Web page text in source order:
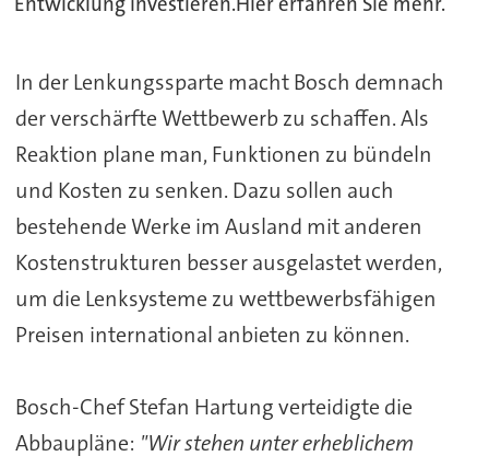
In der Lenkungssparte machtBosch demnach
der verschärfte Wettbewerb zu schaffen. Als
Reaktion plane man, Funktionen zu bündeln
und Kosten zu senken. Dazu sollen auch
bestehende Werke im Ausland mit anderen
Kostenstrukturen besser ausgelastet werden,
um die Lenksysteme zu wettbewerbsfähigen
Preisen international anbieten zu können.
Bosch-Chef Stefan Hartung verteidigte die
Abbaupläne: "Wir stehen unter erheblichem